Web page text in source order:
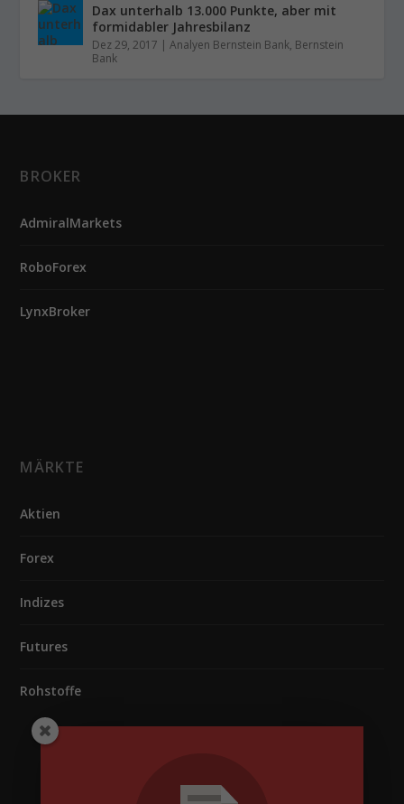
Dax unterhalb 13.000 Punkte, aber mit
formidabler Jahresbilanz
Dez 29, 2017 |Analyen Bernstein Bank, Bernstein
Bank
BROKER
AdmiralMarkets
RoboForex
LynxBroker
MÄRKTE
Aktien
Forex
Indizes
Futures
Rohstoffe